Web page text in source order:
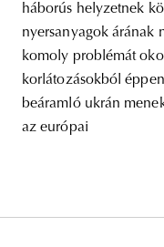
háborús helyzetnek
nyersanyagok árának
komoly problémát
korlátozásokból
beáramló ukrán
az európai